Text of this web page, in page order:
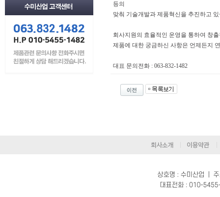
등의
맞춰 기술개발과 제품혁신을 추진하고
회사지원의 효율적인 운영을 통하여 창
제품에 대한 궁금하신 사항은 언제든지
대표 문의전화 : 063-832-1482